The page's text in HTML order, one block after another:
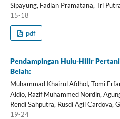
Sipayung, Fadlan Pramatana, Tri
15-18
pdf
Pendampingan Hulu-Hilir
Belah:
Muhammad Khairul Afdhol, Tomi
Aldio, Razif Muhammed Nordin,
Rendi Sahputra, Rusdi Agil Cardova,
19-24